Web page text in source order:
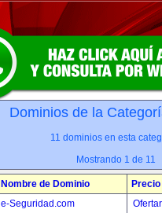
Dominios de la
11 dominios en esta
Mostrando 1 de 11
Nombre de Dominio
Precio
e-Seguridad.com